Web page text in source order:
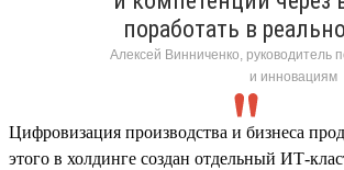
поработать в
Алексей Винниченко, руководитель
и инновациям
Цифровизация производства и бизнеса
этого в холдинге создан отдельный ИТ-